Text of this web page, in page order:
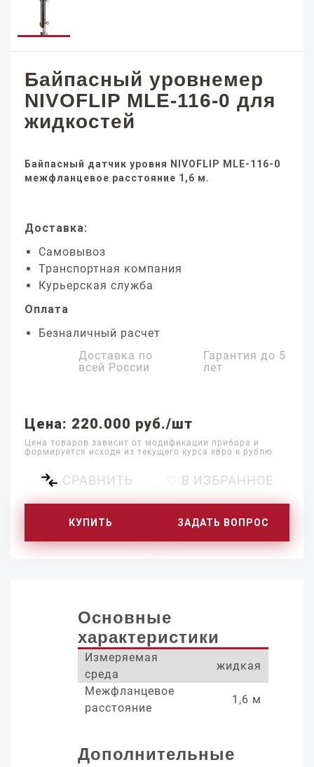
Байпасный уровнемер
NIVOFLIP MLE-116-0 для
жидкостей
Байпасный датчик уровня NIVOFLIP MLE-116-0
межфланцевое расстояние 1,6 м.
Доставка:
Самовывоз
Транспортная компания
Курьерская служба
Оплата
Безналичный расчет
Доставка по
всей России
Гарантия до 5
лет
Цена: 220.000 руб./шт
Цена товаров зависит от модификации прибора и
формируется исходя из текущего курса евро к рублю
СРАВНИТЬ ♡ В ИЗБРАННОЕ
КУПИТЬ ЗАДАТЬ ВОПРОС
Основные
характеристики
Измеряемая
среда
жидкая
Межфланцевое
расстояние
1,6 м
Дополнительные